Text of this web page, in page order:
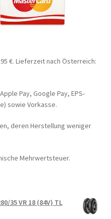
€. Lieferzeit nach Österreich:
Pay, Google Pay, EPS-
sowie Vorkasse.
deren Herstellung weniger
Mehrwertsteuer.
35 VR 18 (84V) TL